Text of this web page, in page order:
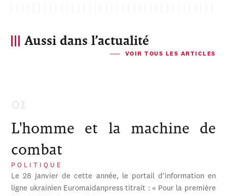
Aussi dans l’actualité
VOIR TOUS LES ARTICLES
L'homme et la machine de
combat
POLITIQUE
Le 28 janvier de cette année, le portail d'information en
ligne ukrainien Euromaidanpress titrait : « Pour la première